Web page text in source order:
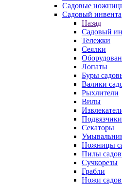
Садовые
Садовый
Назад
Садовый
Тележки
Сеялки
Лопаты
Буры
Валики
Рыхлители
Вилы
Секаторы
Ножницы
Пилы
Сучкорезы
Грабли
Ножи